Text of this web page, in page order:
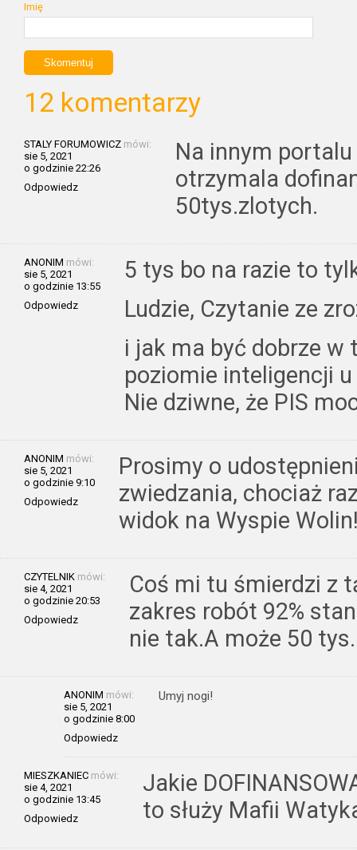
Imię
12 komentarzy
STALY FORUMOWICZ mówi:
sie 5, 2021
o godzinie 22:26
Odpowiedz
Na innym
otrzymala
50tys.zlotych.
ANONIM mówi:
sie 5, 2021
o godzinie 13:55
Odpowiedz
5 tys bo na razie to
Ludzie, Czytanie ze
i jak ma być dobrze
poziomie inteligencji
Nie dziwne, że PIS
ANONIM mówi:
sie 5, 2021
o godzinie 9:10
Odpowiedz
Prosimy o
zwiedzania, chociaż
widok na Wyspie
CZYTELNIK mówi:
sie 4, 2021
o godzinie 20:53
Odpowiedz
Coś mi tu śmierdzi z
zakres robót 92%
nie tak.A może 50 tys.
ANONIM mówi:
sie 5, 2021
o godzinie 8:00
Odpowiedz
Umyj nogi!
MIESZKANIEC mówi:
sie 4, 2021
o godzinie 13:45
Odpowiedz
Jakie
to służy Mafii